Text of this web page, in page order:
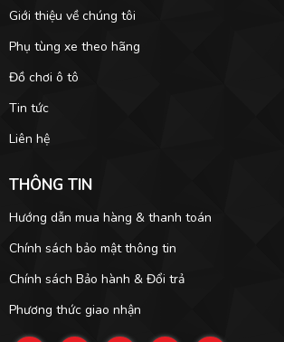
Giới thiệu về chúng tôi
Phụ tùng xe theo hãng
Đồ chơi ô tô
Tin tức
Liên hệ
THÔNG TIN
Hướng dẫn mua hàng & thanh toán
Chính sách bảo mật thông tin
Chính sách Bảo hành & Đổi trả
Phương thức giao nhận